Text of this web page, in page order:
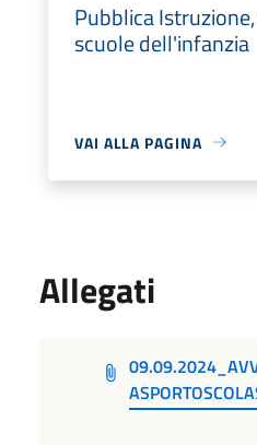
Pubblica
scuole dell'infanzia
VAI ALLA PAGINA
Allegati